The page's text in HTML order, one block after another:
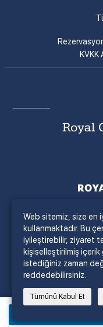
Web sitemiz, size en
kullanmaktadır. Bu
iyileştirebilir, ziyaret
kişiselleştirilmiş
istediğiniz zaman
reddedebilirsiniz.
Tümünü Kabul Et